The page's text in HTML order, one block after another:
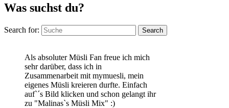
Was suchst du?
Search for: Search
Als absoluter Müsli Fan freue ich mich
sehr darüber, dass ich in
Zusammenarbeit mit mymuesli, mein
eigenes Müsli kreieren durfte. Einfach
auf`´s Bild klicken und schon gelangt ihr
zu "Malinas`s Müsli Mix" :)